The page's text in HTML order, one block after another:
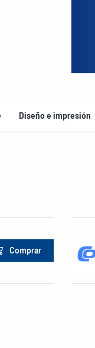
Diseño e impresión
Comprar